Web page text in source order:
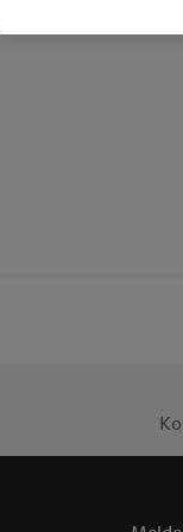
Kaufverhalten in den
genauen
Hierzu wird von uns
Adresse in
den Lidl-Diensten
Wenn das der Fall ist,
Kundenkonto-
Insbesondere können